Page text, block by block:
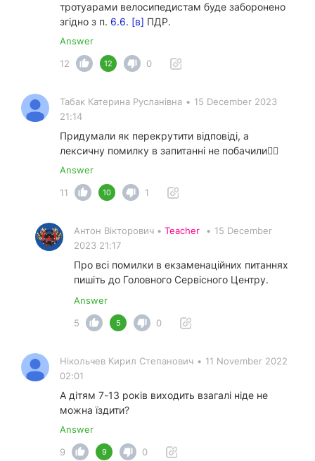
тротуарами велосипедистам буде заборонено
згідно з п. 6.6. [в] ПДР.
Answer
12
12 0
Табак Катерина Русланівна • 15 December 2023
21:14
Придумали як перекрутити відповіді, а
лексичну помилку в запитанні не побачили🤦‍♀️
Answer
11
10 1
Антон Вікторович • Teacher • 15 December
2023 21:17
Про всі помилки в екзаменаційних питаннях
пишіть до Головного Сервісного Центру.
Answer
5
5 0
Нікольчев Кирил Степанович • 11 November 2022
02:01
А дітям 7-13 років виходить взагалі ніде не
можна їздити?
Answer
9
9 0